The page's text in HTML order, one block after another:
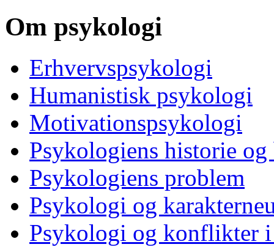
Om psykologi
Erhvervspsykologi
Humanistisk psykologi
Motivationspsykologi
Psykologiens historie og
Psykologiens problem
Psykologi og
Psykologi og konflikter